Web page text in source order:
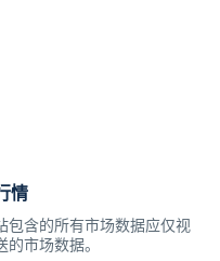
情
包含的所有市场数据应仅视
市场数据。